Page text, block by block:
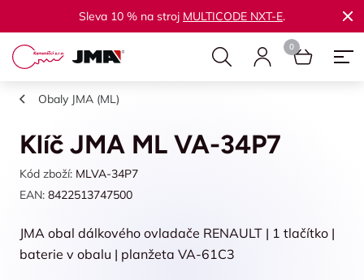
Sleva 10 % na stroj MULTICODE NXT-E.
Obaly JMA (ML)
Klíč JMA ML VA-34P7
Kód zboží: MLVA-34P7
EAN: 8422513747500
JMA obal dálkového ovladače RENAULT | 1 tlačítko |
baterie v obalu | planžeta VA-61C3